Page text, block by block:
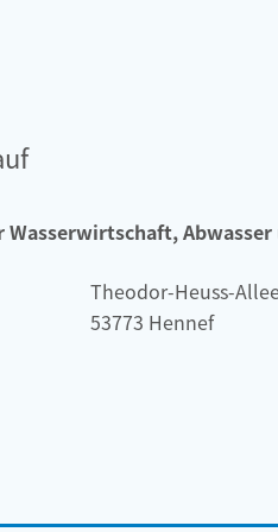
Wasserwirtschaft, Abwasser
Theodor-Heuss-
53773 Hennef